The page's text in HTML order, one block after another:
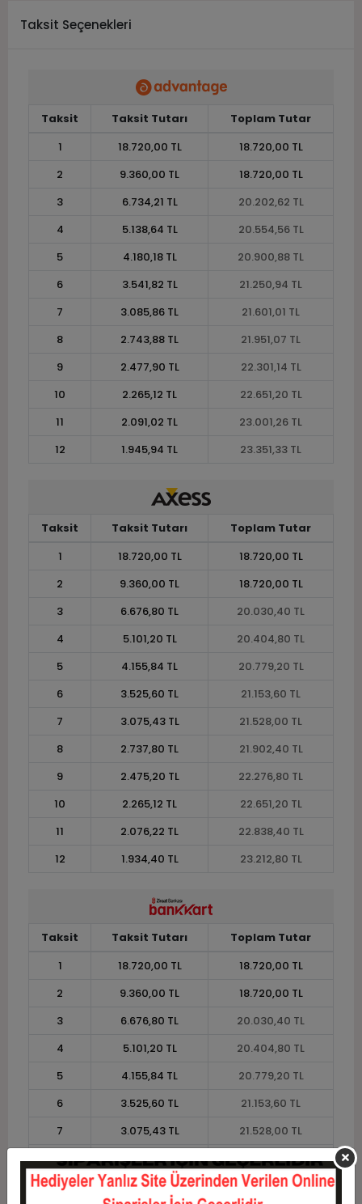
Taksit Seçenekleri
Taksit Taksit Tutarı
Toplam Tutar
1
18.720,00 TL
18.720,00 TL
2
9.360,00 TL
18.720,00 TL
3
6.734,21 TL
20.202,62 TL
4
5.138,64 TL
20.554,56 TL
5
4.180,18 TL
20.900,88 TL
6
3.541,82 TL
21.250,94 TL
7
3.085,86 TL
21.601,01 TL
8
2.743,88 TL
21.951,07 TL
9
2.477,90 TL
22.301,14 TL
10
2.265,12 TL
22.651,20 TL
11
2.091,02 TL
23.001,26 TL
12
1.945,94 TL 23.351,33 TL
Taksit Taksit Tutarı
Toplam Tutar
1
18.720,00 TL
18.720,00 TL
2
9.360,00 TL
18.720,00 TL
3
6.676,80 TL
20.030,40 TL
4
5.101,20 TL
20.404,80 TL
5
4.155,84 TL
20.779,20 TL
6
3.525,60 TL
21.153,60 TL
7
3.075,43 TL
21.528,00 TL
8
2.737,80 TL
21.902,40 TL
9
2.475,20 TL
22.276,80 TL
10
2.265,12 TL
22.651,20 TL
11
2.076,22 TL
22.838,40 TL
12
1.934,40 TL 23.212,80 TL
Taksit Taksit Tutarı
Toplam Tutar
1
18.720,00 TL
18.720,00 TL
2
9.360,00 TL
18.720,00 TL
3
6.676,80 TL
20.030,40 TL
4
5.101,20 TL
20.404,80 TL
5
4.155,84 TL
20.779,20 TL
6
3.525,60 TL
21.153,60 TL
7
3.075,43 TL
21.528,00 TL
8
2.737,80 TL
21.902,40 TL
9
2.475,20 TL
22.276,80 TL